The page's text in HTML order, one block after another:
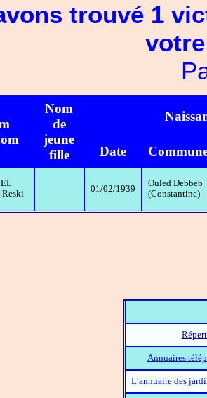
trouvé 1
Nom
de
jeune
fille
Date
01/02/1939
Ouled Debbeb
(Constantine)
Annuaires
L’annuaire des